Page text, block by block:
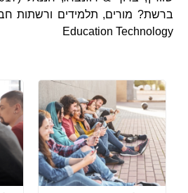
Education Technology